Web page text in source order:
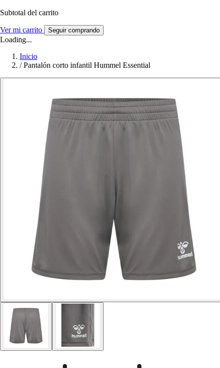
Subtotal del carrito
Ver mi carrito Seguir comprando
Loading...
Inicio
/ Pantalón corto infantil Hummel Essential